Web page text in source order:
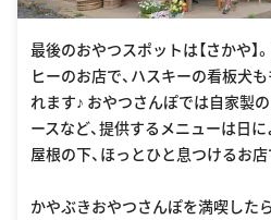
最後のおやつスポットは【さかや
ヒーのお店で、ハスキーの看板犬
れます♪ おやつさんぽでは自家製
ースなど、提供するメニューは日
屋根の下、ほっとひと息つけるお店
かやぶきおやつさんぽを満喫した